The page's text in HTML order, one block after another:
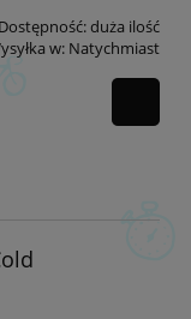
Dostępność:duża ilość
w: Natychmiast